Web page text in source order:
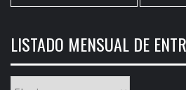
LISTADO MENSUAL DE